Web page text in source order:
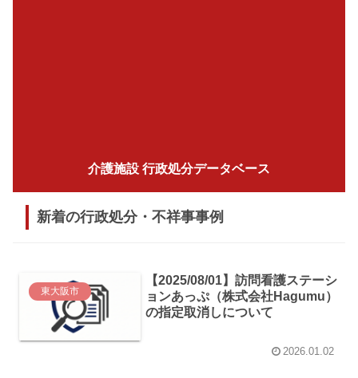
介護施設 行政処分データベース
新着の行政処分・不祥事事例
東大阪市
【2025/08/01】訪問看護ステーシ
ョンあっぷ（株式会社Hagumu）
の指定取消しについて
2026.01.02